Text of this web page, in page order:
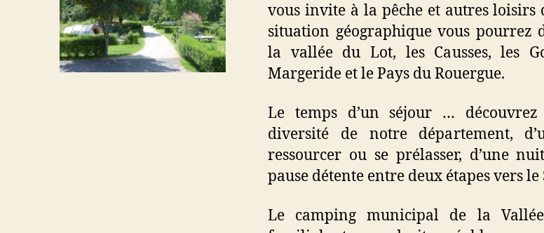
vous invite à la pêche et autres loisirs
situation géographique vous pourrez
la vallée du Lot, les Causses, les
Margeride et le Pays du Rouergue.
Le temps d’un séjour …
diversité de notre département,
ressourcer ou se prélasser, d’une
pause détente entre deux étapes vers le
Le camping municipal de la